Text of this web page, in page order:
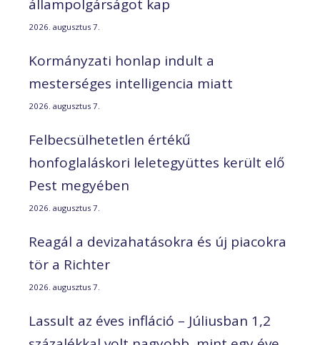
állampolgárságot kap
2026. augusztus 7.
Kormányzati honlap indult a
mesterséges intelligencia miatt
2026. augusztus 7.
Felbecsülhetetlen értékű
honfoglaláskori leletegyüttes került elő
Pest megyében
2026. augusztus 7.
Reagál a devizahatásokra és új piacokra
tör a Richter
2026. augusztus 7.
Lassult az éves infláció – Júliusban 1,2